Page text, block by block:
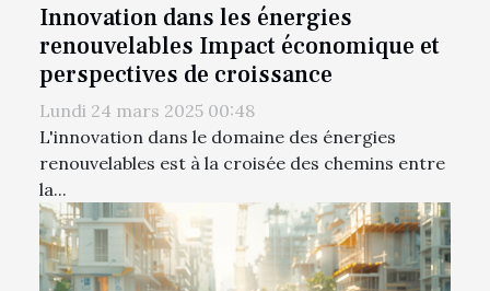
Innovation dans les énergies
renouvelables Impact économique et
perspectives de croissance
Lundi 24 mars 2025 00:48
L'innovation dans le domaine des énergies
renouvelables est à la croisée des chemins entre
la...